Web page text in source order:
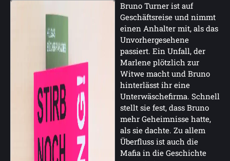
Bruno Turner ist auf
Geschäftsreise und nimmt
einen Anhalter mit, als das
Unvorhergesehene
passiert. Ein Unfall, der
Marlene plötzlich zur
Witwe macht und Bruno
hinterlässt ihr eine
Unterwäschefirma. Schnell
stellt sie fest, dass Bruno
mehr Geheimnisse hatte,
als sie dachte. Zu allem
Überfluss ist auch die
Mafia in die Geschichte